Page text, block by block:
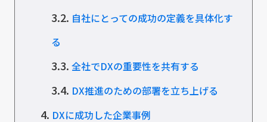
3.2. 自社にとっての成功の定義を具体化す
る
3.3. 全社でDXの重要性を共有する
3.4. DX推進のための部署を立ち上げる
4. DXに成功した企業事例